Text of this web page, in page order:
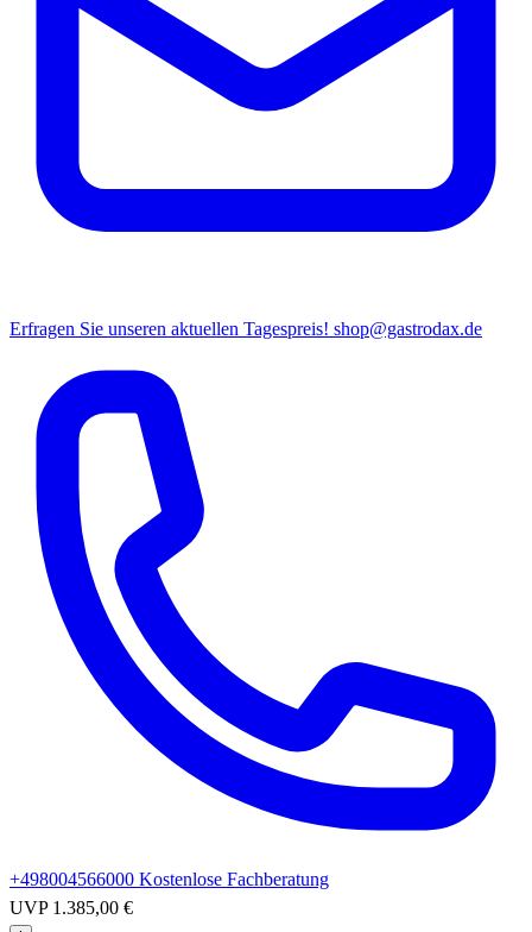
Erfragen Sie unseren aktuellen Tagespreis! shop@gastrodax.de
+498004566000 Kostenlose Fachberatung
UVP 1.385,00 €